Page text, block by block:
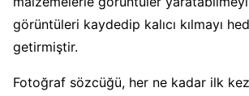
görüntüleri kaydedip kalıcı kılmayı
getirmiştir.
Fotoğraf sözcüğü, her ne kadar ilk kez